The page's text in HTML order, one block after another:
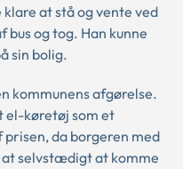
at stå og vente ved
bus og tog. Han kunne
sin bolig.
kommunens afgørelse.
el-køretøj som et
da borgeren med
selvstædigt at komme